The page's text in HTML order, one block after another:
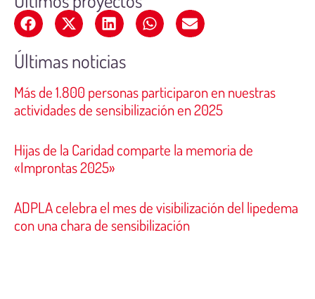
Últimas noticias
Más de 1.800 personas participaron en nuestras
actividades de sensibilización en 2025
Hijas de la Caridad comparte la memoria de
«Improntas 2025»
ADPLA celebra el mes de visibilización del lipedema
con una chara de sensibilización